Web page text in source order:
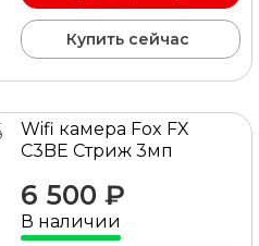
Купить сейчас
Wifi камера Fox FX
C3BE Cтриж 3мп
6 500 ₽
В наличии